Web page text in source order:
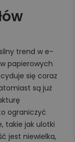
trend w e-
papierowych
się coraz
są już
ograniczyć
takie jak ulotki
jest niewielka,